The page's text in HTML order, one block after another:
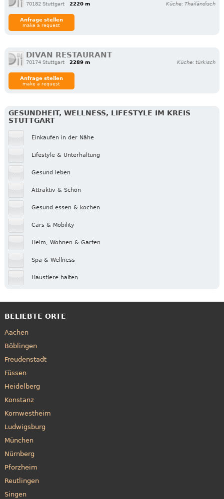
70182 Stuttgart 2220 m Küche: Thailändisch
Anfrage stellen
make a request
DIVAN RESTAURANT
70174 Stuttgart 2289 m Küche: türkisch
Anfrage stellen
make a request
GESUNDHEIT, WELLNESS, LIFESTYLE IM KREIS
STUTTGART
Einkaufen in der Nähe
Lifestyle & Unterhaltung
Gesund leben
Attraktiv & Schön
Gesund essen & kochen
Cars & Mobility
Heim, Wohnen & Garten
Spa & Wellness
Haustiere halten
BELIEBTE ORTE
Aachen
Böblingen
Freudenstadt
Füssen
Heidelberg
Konstanz
Kornwestheim
Ludwigsburg
München
Nürnberg
Pforzheim
Reutlingen
Singen